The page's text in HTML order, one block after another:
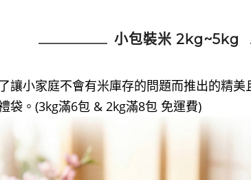
小包裝米 2kg~5kg
讓小家庭不會有米庫存的問題而推出的精
袋。(3kg滿6包 & 2kg滿8包 免運費)